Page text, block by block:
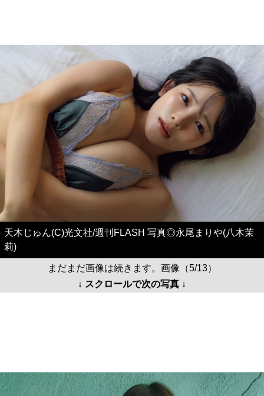
天木じゅん(C)光文社/週刊FLASH 写真◎永尾まりや(八木茉
莉)
まだまだ画像は続きます。画像（5/13）
↓ スクロールで次の写真 ↓